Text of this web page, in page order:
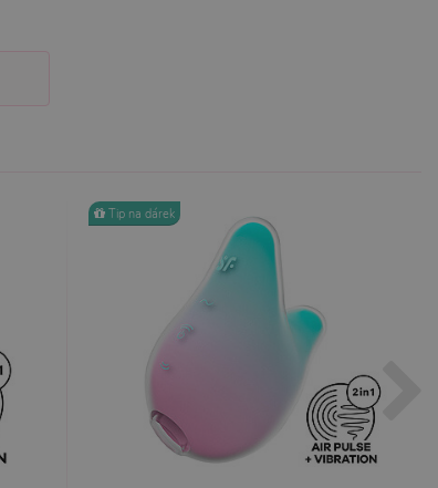
Tip na dárek
běžněji
uživatelů
na
přehledy
k